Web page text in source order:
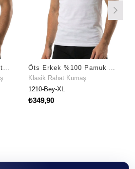
Öts Erkek %100 Pamuk Atlet Süprem Günlük Rahat Kesim (1210)
Klasik Rahat Kumaş
1210-Bey-XL
₺349,90